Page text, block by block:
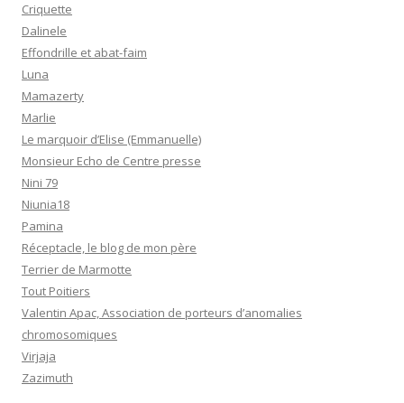
Criquette
Dalinele
Effondrille et abat-faim
Luna
Mamazerty
Marlie
Le marquoir d’Elise (Emmanuelle)
Monsieur Echo de Centre presse
Nini 79
Niunia18
Pamina
Réceptacle, le blog de mon père
Terrier de Marmotte
Tout Poitiers
Valentin Apac, Association de porteurs d’anomalies
chromosomiques
Virjaja
Zazimuth